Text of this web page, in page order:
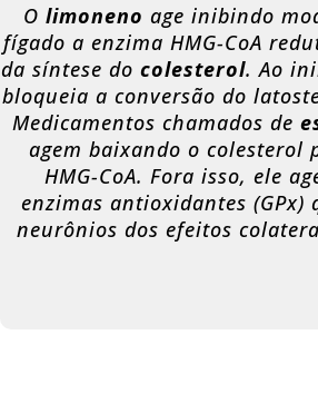
O limoneno age inibindo
fígado a enzima HMG-CoA
da síntese do colesterol. Ao
bloqueia a conversão do
Medicamentos chamados de
agem baixando o colesterol
HMG-CoA. Fora isso, ele
enzimas antioxidantes (GPx)
neurônios dos efeitos